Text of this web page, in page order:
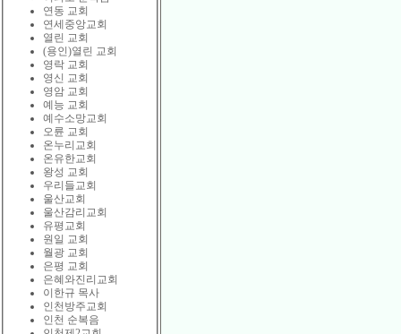
연동 교회
연세중앙교회
열린 교회
(용인)열린 교회
영락 교회
영신 교회
영암 교회
예능 교회
예수소망교회
오륜 교회
온누리교회
온유한교회
왕성 교회
우리들교회
울산교회
울산감리교회
유평교회
원일 교회
월광 교회
은평 교회
은혜와진리교회
이한규 목사
인천방주교회
인천 순복음